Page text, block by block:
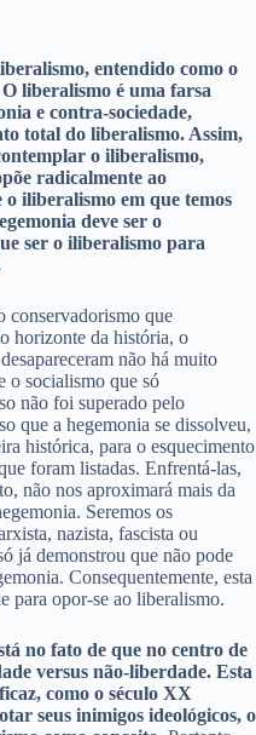
entendido como o
liberalismo é uma farsa
e contra-sociedade,
total do liberalismo. Assim,
o iliberalismo,
radicalmente ao
iliberalismo em que temos
deve ser o
ser o iliberalismo para
conservadorismo que
horizonte da história, o
não há muito
o socialismo que só
não foi superado pelo
que a hegemonia se dissolveu,
histórica, para o esquecimento
foram listadas. Enfrentá-las,
não nos aproximará mais da
Seremos os
nazista, fascista ou
já demonstrou que não pode
Consequentemente, esta
para opor-se ao liberalismo.
no fato de que no centro de
versus não-liberdade. Esta
como o século XX
seus inimigos ideológicos, o